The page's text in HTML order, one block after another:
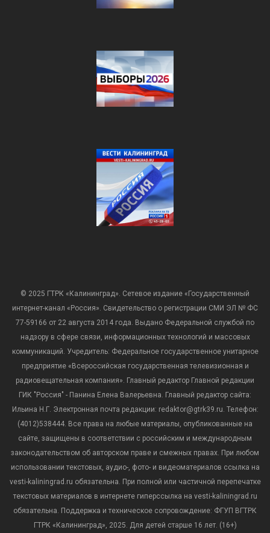
© 2025 ГТРК «Калининград». Сетевое издание «Государственный
интернет-канал «Россия». Свидетельство о регистрации СМИ ЭЛ № ФС
77-59166 от 22 августа 2014 года. Выдано Федеральной службой по
надзору в сфере связи, информационных технологий и массовых
коммуникаций. Учредитель: Федеральное государственное унитарное
предприятие «Всероссийская государственная телевизионная и
радиовещательная компания». Главный редактор Главной редакции
ГИК "Россия" - Панина Елена Валерьевна. Главный редактор сайта:
Ильина Н.Г. Электронная почта редакции: redaktor@gtrk39.ru. Телефон:
(4012)538444. Все права на любые материалы, опубликованные на
сайте, защищены в соответствии с российским и международным
законодательством об авторском праве и смежных правах. При любом
использовании текстовых, аудио-, фото- и видеоматериалов ссылка на
vesti-kaliningrad.ru обязательна. При полной или частичной перепечатке
текстовых материалов в интернете гиперссылка на vesti-kaliningrad.ru
обязательна. Поддержка и техническое сопровождение: ФГУП ВГТРК
ГТРК «Калининград», 2025. Для детей старше 16 лет. (16+)